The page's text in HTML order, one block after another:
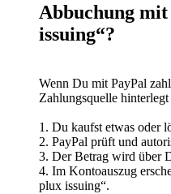
Abbuchung
issuing“?
Wenn Du mit PayPal
Zahlungsquelle
1. Du kaufst etwas oder
2. PayPal prüft und
3. Der Betrag wird über
4. Im Kontoauszug
plux issuing“.